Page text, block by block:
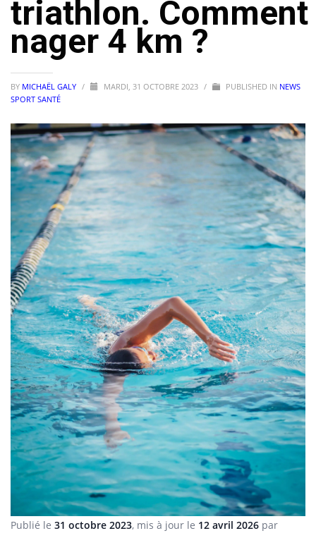
triathlon. Comment
nager 4 km ?
BY MICHAËL GALY / MARDI, 31 OCTOBRE 2023 / PUBLISHED IN NEWS
SPORT SANTÉ
Publié le 31 octobre 2023, mis à jour le 12 avril 2026 par